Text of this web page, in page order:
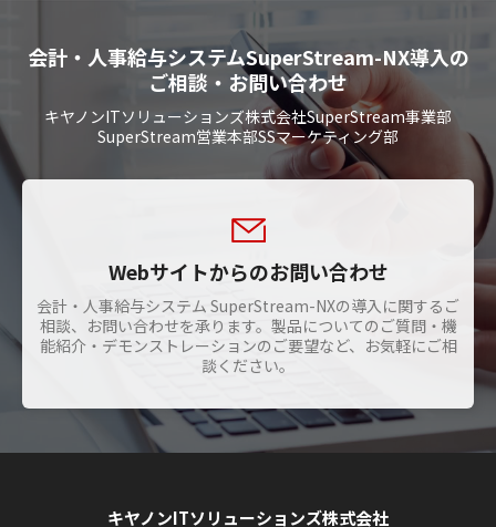
会計・人事給与システムSuperStream-NX導入の
ご相談・お問い合わせ
キヤノンITソリューションズ株式会社SuperStream事業部
SuperStream営業本部SSマーケティング部
Webサイトからのお問い合わせ
会計・人事給与システム SuperStream-NXの導入に関するご
相談、お問い合わせを承ります。製品についてのご質問・機
能紹介・デモンストレーションのご要望など、お気軽にご相
談ください。
キヤノンITソリューションズ株式会社